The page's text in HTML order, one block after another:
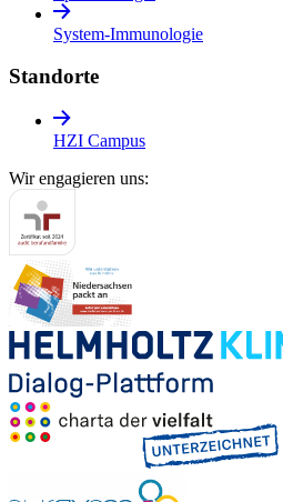
System-Immunologie
Standorte
HZI Campus
Wir engagieren uns: